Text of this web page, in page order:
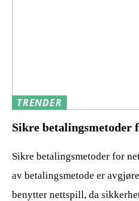
TRENDER
Sikre betalingsmetoder
Sikre betalingsmetoder for
av betalingsmetode er
benytter nettspill, da